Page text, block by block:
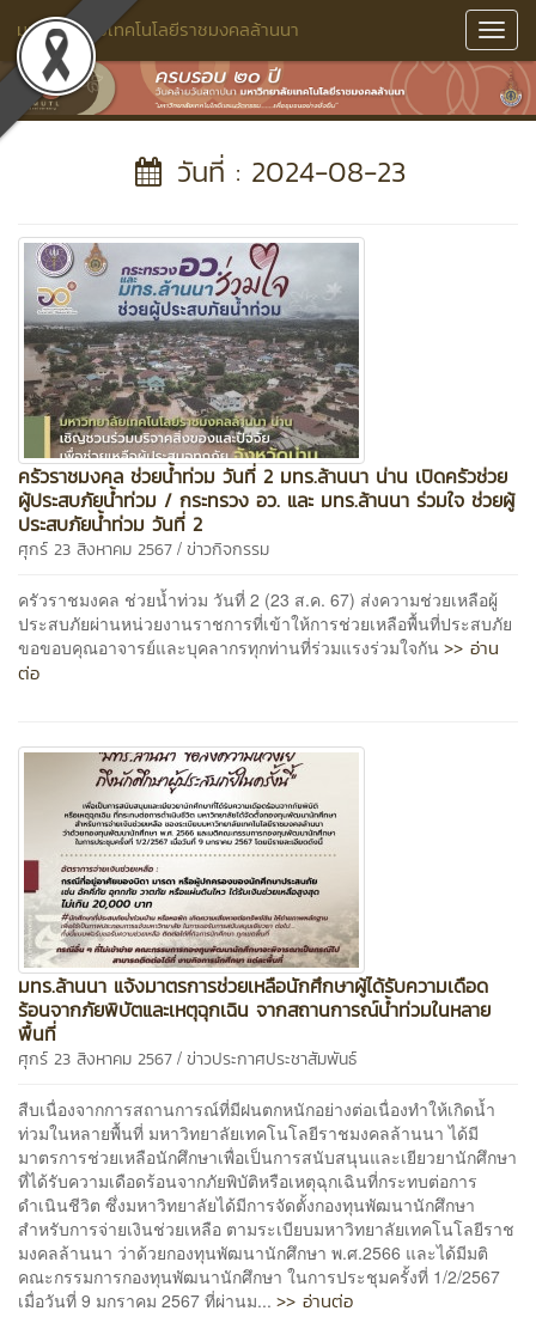
มหาวิทยาลัยเทคโนโลยีราชมงคลล้านนา
วันที่ : 2024-08-23
ครัวราชมงคล ช่วยน้ำท่วม วันที่ 2 มทร.ล้านนา น่าน เปิดครัวช่วย
ผู้ประสบภัยน้ำท่วม / กระทรวง อว. และ มทร.ล้านนา ร่วมใจ ช่วยผู้
ประสบภัยน้ำท่วม วันที่ 2
ศุกร์ 23 สิงหาคม 2567 / ข่าวกิจกรรม
ครัวราชมงคล ช่วยน้ำท่วม วันที่ 2 (23 ส.ค. 67) ส่งความช่วยเหลือผู้
ประสบภัยผ่านหน่วยงานราชการที่เข้าให้การช่วยเหลือพื้นที่ประสบภัย
ขอขอบคุณอาจารย์และบุคลากรทุกท่านที่ร่วมแรงร่วมใจกัน >> อ่าน
ต่อ
มทร.ล้านนา แจ้งมาตรการช่วยเหลือนักศึกษาผู้ได้รับความเดือด
ร้อนจากภัยพิบัตและเหตุฉุกเฉิน จากสถานการณ์น้ำท่วมในหลาย
พื้นที่
ศุกร์ 23 สิงหาคม 2567 / ข่าวประกาศประชาสัมพันธ์
สืบเนื่องจากการสถานการณ์ที่มีฝนตกหนักอย่างต่อเนื่องทำให้เกิดน้ำ
ท่วมในหลายพื้นที่ มหาวิทยาลัยเทคโนโลยีราชมงคลล้านนา ได้มี
มาตรการช่วยเหลือนักศึกษาเพื่อเป็นการสนับสนุนและเยียวยานักศึกษา
ที่ได้รับความเดือดร้อนจากภัยพิบัติหรือเหตุฉุกเฉินที่กระทบต่อการ
ดำเนินชีวิต ซึ่งมหาวิทยาลัยได้มีการจัดตั้งกองทุนพัฒนานักศึกษา
สำหรับการจ่ายเงินช่วยเหลือ ตามระเบียบมหาวิทยาลัยเทคโนโลยีราช
มงคลล้านนา ว่าด้วยกองทุนพัฒนานักศึกษา พ.ศ.2566 และได้มีมติ
คณะกรรมการกองทุนพัฒนานักศึกษา ในการประชุมครั้งที่ 1/2/2567
เมื่อวันที่ 9 มกราคม 2567 ที่ผ่านม... >> อ่านต่อ